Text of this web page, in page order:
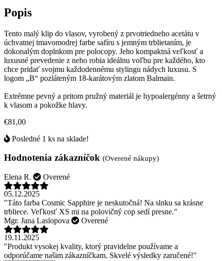
Popis
Tento malý klip do vlasov, vyrobený z prvotriedneho acetátu v
úchvatnej tmavomodrej farbe safíru s jemným trblietaním, je
dokonalým doplnkom pre polocopy. Jeho kompaktná veľkosť a
luxusné prevedenie z neho robia ideálnu voľbu pre každého, kto
chce pridať svojmu každodennému stylingu nádych luxusu. S
logom „B“ pozláteným 18-karátovým zlatom Balmain.
Extrémne pevný a pritom pružný materiál je hypoalergénny a šetrný
k vlasom a pokožke hlavy.
€81,00
Posledné 1 ks na sklade!
Hodnotenia zákazníčok (Overené nákupy)
Elena R.
Overené
05.12.2025
"Táto farba Cosmic Sapphire je neskutočná! Na slnku sa krásne
trbliece. Veľkosť XS mi na polovičný cop sedí presne."
Mgr. Jana Laslopova
Overené
19.11.2025
"Produkt vysokej kvality, ktorý pravidelne používame a
odporúčame našim zákazníčkam. Skvelé výsledky zaručené!"